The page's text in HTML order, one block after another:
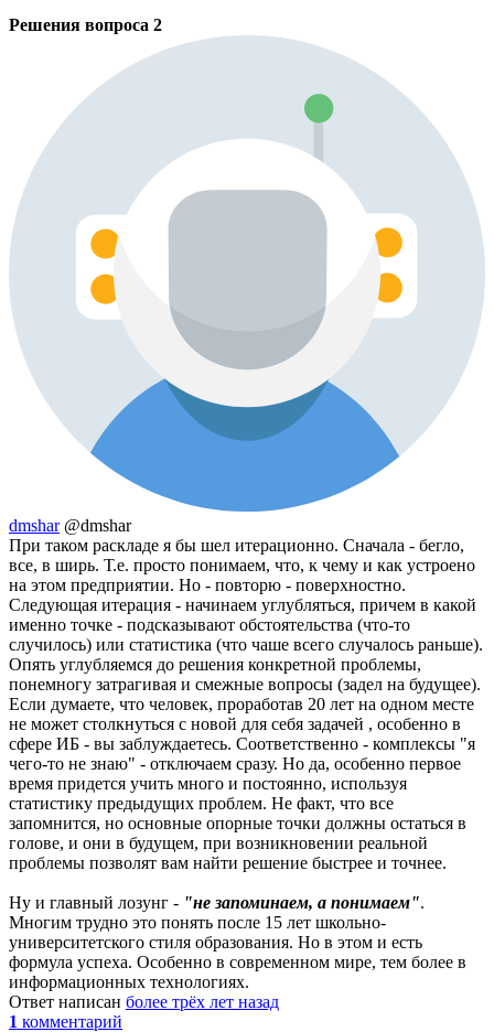
Решения вопроса 2
dmshar @dmshar
При таком раскладе я бы шел итерационно. Сначала - бегло,
все, в ширь. Т.е. просто понимаем, что, к чему и как устроено
на этом предприятии. Но - повторю - поверхностно.
Следующая итерация - начинаем углубляться, причем в какой
именно точке - подсказывают обстоятельства (что-то
случилось) или статистика (что чаше всего случалось раньше).
Опять углубляемся до решения конкретной проблемы,
понемногу затрагивая и смежные вопросы (задел на будущее).
Если думаете, что человек, проработав 20 лет на одном месте
не может столкнуться с новой для себя задачей , особенно в
сфере ИБ - вы заблуждаетесь. Соответственно - комплексы "я
чего-то не знаю" - отключаем сразу. Но да, особенно первое
время придется учить много и постоянно, используя
статистику предыдущих проблем. Не факт, что все
запомнится, но основные опорные точки должны остаться в
голове, и они в будущем, при возникновении реальной
проблемы позволят вам найти решение быстрее и точнее.
Ну и главный лозунг - "не запоминаем, а понимаем".
Многим трудно это понять после 15 лет школьно-
университетского стиля образования. Но в этом и есть
формула успеха. Особенно в современном мире, тем более в
информационных технологиях.
Ответ написан более трёх лет назад
1 комментарий